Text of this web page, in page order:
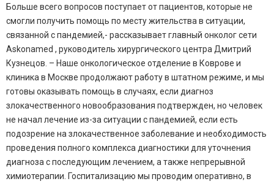
Больше всего вопросов поступает от пациентов, которые не
смогли получить помощь по месту жительства в ситуации,
связанной с пандемией,- рассказывает главный онколог сети
Askonamed , руководитель хирургического центра Дмитрий
Кузнецов. – Наше онкологическое отделение в Коврове и
клиника в Москве продолжают работу в штатном режиме, и мы
готовы оказывать помощь в случаях, если диагноз
злокачественного новообразования подтвержден, но человек
не начал лечение из-за ситуации с пандемией, если есть
подозрение на злокачественное заболевание и необходимость
проведения полного комплекса диагностики для уточнения
диагноза с последующим лечением, а также непрерывной
химиотерапии. Госпитализацию мы проводим оперативно, в